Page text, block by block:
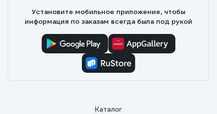
Установите мобильное приложение, чтобы
информация по заказам всегда была под рукой
Каталог